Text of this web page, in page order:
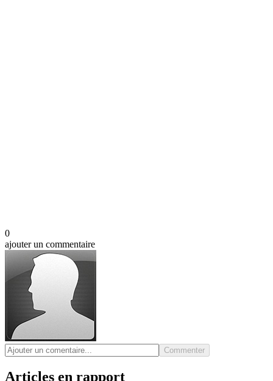
0
ajouter un commentaire
Commenter
Articles en rapport